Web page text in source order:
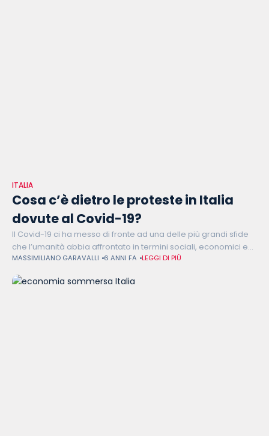
ITALIA
Cosa c’è dietro le proteste in Italia
dovute al Covid-19?
Il Covid-19 ci ha messo di fronte ad una delle più grandi sfide
che l’umanità abbia affrontato in termini sociali, economici e
sanitari. Ma all’alba della seconda ondata, a preoccupare
MASSIMILIANO GARAVALLI 6 ANNI FA LEGGI DI PIÙ